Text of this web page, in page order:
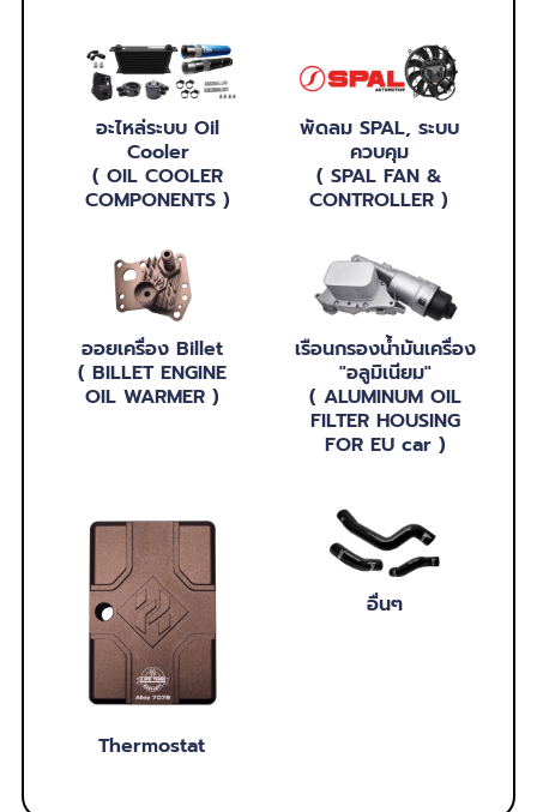
อะไหล่ระบบ Oil
Cooler
( OIL COOLER
COMPONENTS )
พัดลม SPAL, ระบบ
ควบคุม
( SPAL FAN &
CONTROLLER )
ออยเครื่อง Billet
( BILLET ENGINE
OIL WARMER )
เรือนกรองน้ำมันเครื่อง
"อลูมิเนียม"
( ALUMINUM OIL
FILTER HOUSING
FOR EU car )
Thermostat
อื่นๆ